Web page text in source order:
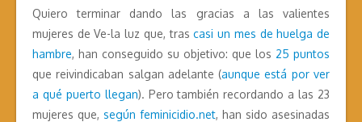
Quiero terminar dando las gracias a las valientes
mujeres de Ve-la luz que, trascasi un mes de huelga de
hambre, han conseguido su objetivo: que los 25 puntos
que reivindicaban salgan adelante (aunque está por ver
a qué puerto llegan). Pero también recordando a las 23
mujeres que, según feminicidio.net, han sido asesinadas